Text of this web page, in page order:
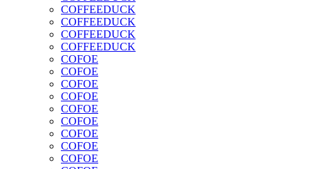
COFFEEDUCK
COFFEEDUCK
COFFEEDUCK
COFFEEDUCK
COFOE
COFOE
COFOE
COFOE
COFOE
COFOE
COFOE
COFOE
COFOE